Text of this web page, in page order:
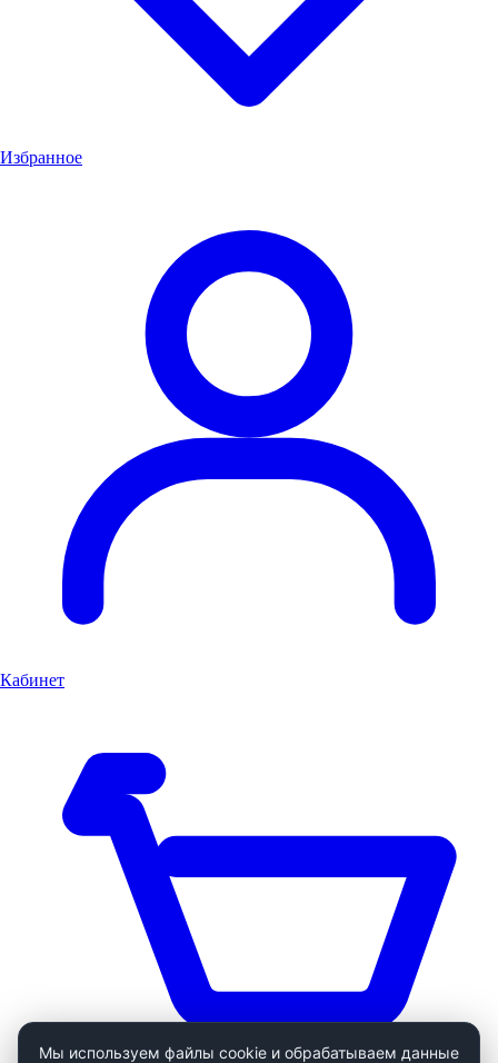
Мы используем файлы cookie и обрабатываем данные
Избранное
Кабинет